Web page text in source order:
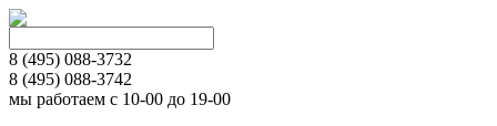
8 (495) 088-3732
8 (495) 088-3742
мы работаем с 10-00 до 19-00